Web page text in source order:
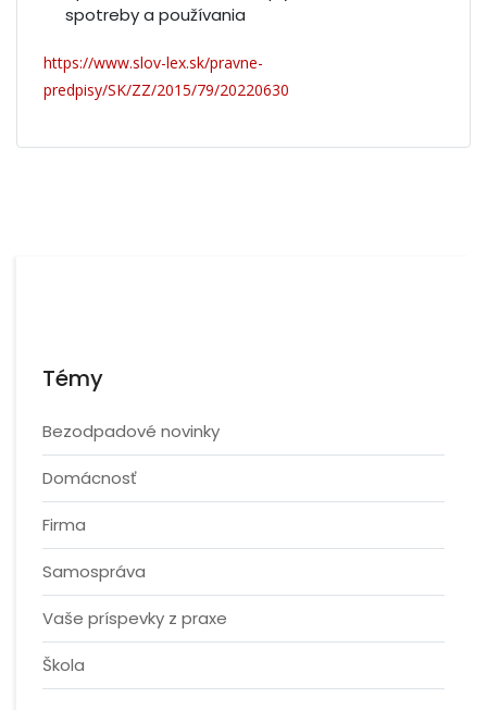
spotreby a používania
https://www.slov-lex.sk/pravne-
predpisy/SK/ZZ/2015/79/20220630
Témy
Bezodpadové novinky
Domácnosť
Firma
Samospráva
Vaše príspevky z praxe
Škola